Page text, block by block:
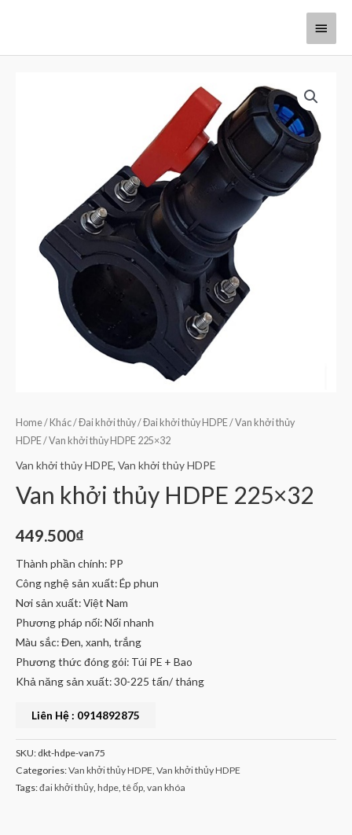
Home/ Khác/Đai khởi thủy/Đai khởi thủy HDPE/Van khởi thủy
HDPE/ Van khởi thủy HDPE 225×32
Van khởi thủy HDPE, Van khởi thủy HDPE
Van khởi thủy HDPE 225×32
449.500₫
Thành phần chính: PP
Công nghệ sản xuất: Ép phun
Nơi sản xuất: Việt Nam
Phương pháp nối: Nối nhanh
Màu sắc: Đen, xanh, trắng
Phương thức đóng gói: Túi PE + Bao
Khả năng sản xuất: 30-225 tấn/ tháng
Liên Hệ : 0914892875
SKU: dkt-hdpe-van75
Categories:Van khởi thủy HDPE Van khởi thủy HDPE
Tags:đai khởi thủy hdpe tê ốp van khóa